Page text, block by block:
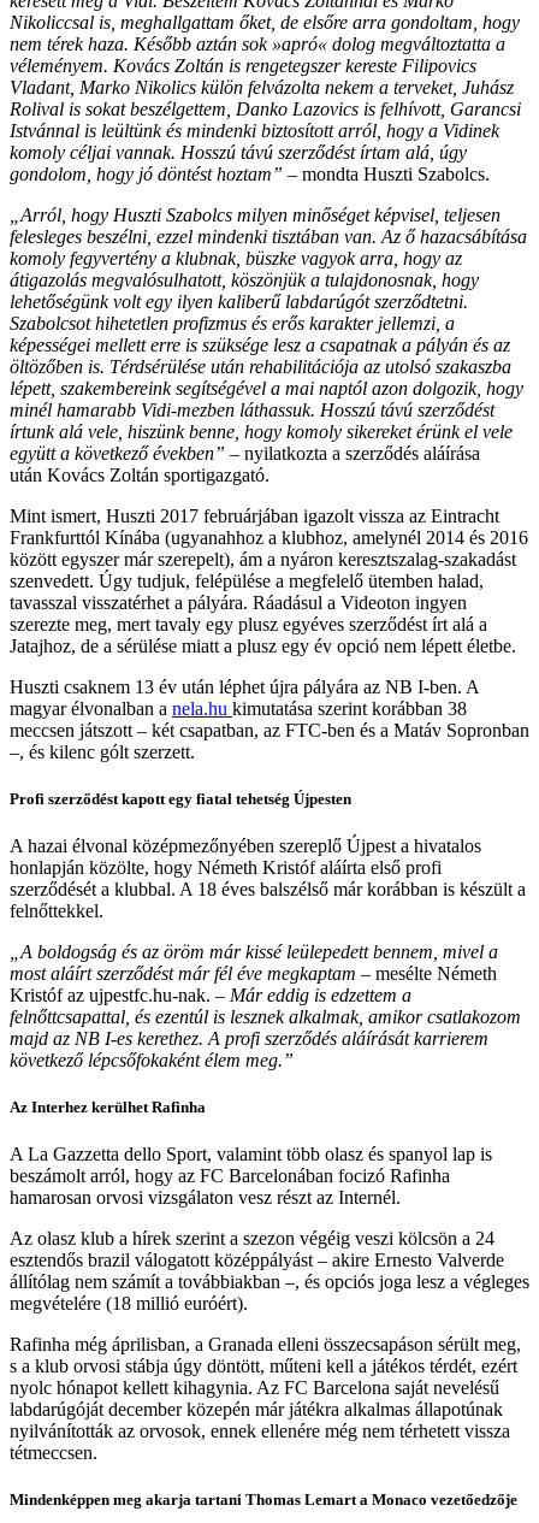
Nikoliccsal is, meghallgattam őket, de elsőre arra gondoltam, hogy
nem térek haza. Később aztán sok »apró« dolog megváltoztatta a
véleményem. Kovács Zoltán is rengetegszer kereste Filipovics
Vladant, Marko Nikolics külön felvázolta nekem a terveket, Juhász
Rolival is sokat beszélgettem, Danko Lazovics is felhívott, Garancsi
Istvánnal is leültünk és mindenki biztosított arról, hogy a Vidinek
komoly céljai vannak. Hosszú távú szerződést írtam alá, úgy
gondolom, hogy jó döntést hoztam” – mondta Huszti Szabolcs.
„Arról, hogy Huszti Szabolcs milyen minőséget képvisel, teljesen
felesleges beszélni, ezzel mindenki tisztában van. Az ő hazacsábítása
komoly fegyvertény a klubnak, büszke vagyok arra, hogy az
átigazolás megvalósulhatott, köszönjük a tulajdonosnak, hogy
lehetőségünk volt egy ilyen kaliberű labdarúgót szerződtetni.
Szabolcsot hihetetlen profizmus és erős karakter jellemzi, a
képességei mellett erre is szüksége lesz a csapatnak a pályán és az
öltözőben is. Térdsérülése után rehabilitációja az utolsó szakaszba
lépett, szakembereink segítségével a mai naptól azon dolgozik, hogy
minél hamarabb Vidi-mezben láthassuk. Hosszú távú szerződést
írtunk alá vele, hiszünk benne, hogy komoly sikereket érünk el vele
együtt a következő években” – nyilatkozta a szerződés aláírása
után Kovács Zoltán sportigazgató.
Mint ismert, Huszti 2017 februárjában igazolt vissza az Eintracht
Frankfurttól Kínába (ugyanahhoz a klubhoz, amelynél 2014 és 2016
között egyszer már szerepelt), ám a nyáron keresztszalag-szakadást
szenvedett. Úgy tudjuk, felépülése a megfelelő ütemben halad,
tavasszal visszatérhet a pályára. Ráadásul a Videoton ingyen
szerezte meg, mert tavaly egy plusz egyéves szerződést írt alá a
Jatajhoz, de a sérülése miatt a plusz egy év opció nem lépett életbe.
Huszti csaknem 13 év után léphet újra pályára az NB I-ben. A
magyar élvonalban a nela.hu kimutatása szerint korábban 38
meccsen játszott – két csapatban, az FTC-ben és a Matáv Sopronban
–, és kilenc gólt szerzett.
Profi szerződést kapott egy fiatal tehetség Újpesten
A hazai élvonal középmezőnyében szereplő Újpest a hivatalos
honlapján közölte, hogy Németh Kristóf aláírta első profi
szerződését a klubbal. A 18 éves balszélső már korábban is készült a
felnőttekkel.
„A boldogság és az öröm már kissé leülepedett bennem, mivel a
most aláírt szerződést már fél éve megkaptam – mesélte Németh
Kristóf az ujpestfc.hu-nak. – Már eddig is edzettem a
felnőttcsapattal, és ezentúl is lesznek alkalmak, amikor csatlakozom
majd az NB I-es kerethez. A profi szerződés aláírását karrierem
következő lépcsőfokaként élem meg.”
Az Interhez kerülhet Rafinha
A La Gazzetta dello Sport, valamint több olasz és spanyol lap is
beszámolt arról, hogy az FC Barcelonában focizó Rafinha
hamarosan orvosi vizsgálaton vesz részt az Internél.
Az olasz klub a hírek szerint a szezon végéig veszi kölcsön a 24
esztendős brazil válogatott középpályást – akire Ernesto Valverde
állítólag nem számít a továbbiakban –, és opciós joga lesz a végleges
megvételére (18 millió euróért).
Rafinha még áprilisban, a Granada elleni összecsapáson sérült meg,
s a klub orvosi stábja úgy döntött, műteni kell a játékos térdét, ezért
nyolc hónapot kellett kihagynia. Az FC Barcelona saját nevelésű
labdarúgóját december közepén már játékra alkalmas állapotúnak
nyilvánították az orvosok, ennek ellenére még nem térhetett vissza
tétmeccsen.
Mindenképpen meg akarja tartani Thomas Lemart a Monaco vezetőedzője